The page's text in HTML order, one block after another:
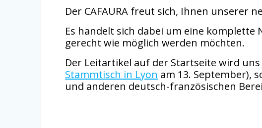
Der CAFAURA freut sich, Ihnen unserer
Es handelt sich dabei um eine
gerecht wie möglich werden möchten.
Der Leitartikel auf der Startseite wird
Stammtisch in Lyon am 13. September),
und anderen deutsch-französischen